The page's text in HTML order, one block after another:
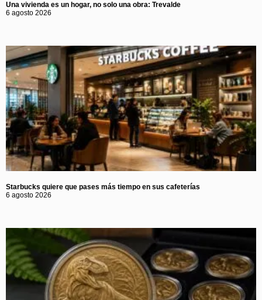
Una vivienda es un hogar, no solo una obra: Trevalde
6 agosto 2026
Starbucks quiere que pases más tiempo en sus cafeterías
6 agosto 2026